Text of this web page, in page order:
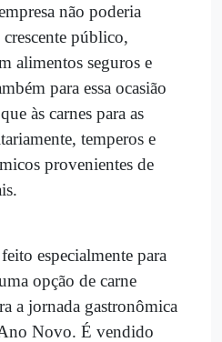
não poderia
público,
alimentos seguros e
para essa ocasião
às carnes para as
temperos e
provenientes de
especialmente para
opção de carne
a jornada gastronômica
Novo. É vendido